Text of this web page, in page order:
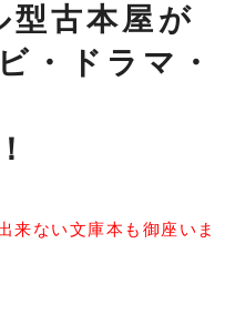
型古本屋が
・ドラマ・
来ない文庫本も御座いま